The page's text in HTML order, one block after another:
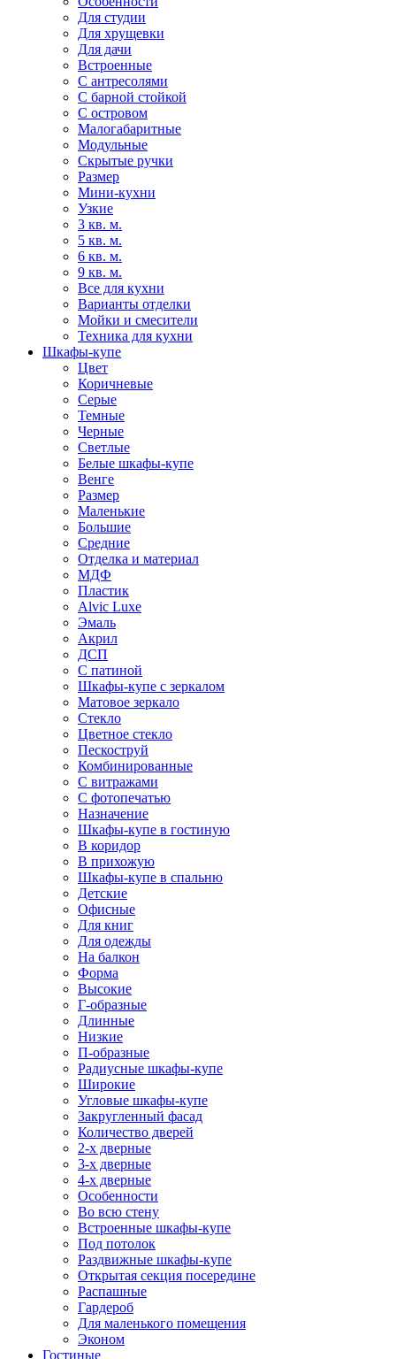
Для студии
Для хрущевки
Для дачи
Встроенные
С антресолями
С барной стойкой
С островом
Малогабаритные
Модульные
Скрытые ручки
Размер
Мини-кухни
Узкие
3 кв. м.
5 кв. м.
6 кв. м.
9 кв. м.
Все для кухни
Варианты отделки
Мойки и смесители
Техника для кухни
Шкафы-купе
Цвет
Коричневые
Серые
Темные
Черные
Светлые
Белые шкафы-купе
Венге
Размер
Маленькие
Большие
Средние
Отделка и материал
МДФ
Пластик
Alvic Luxe
Эмаль
Акрил
ДСП
С патиной
Шкафы-купе с зеркалом
Матовое зеркало
Стекло
Цветное стекло
Пескоструй
Комбинированные
С витражами
С фотопечатью
Назначение
Шкафы-купе в гостиную
В коридор
В прихожую
Шкафы-купе в спальню
Детские
Офисные
Для книг
Для одежды
На балкон
Форма
Высокие
Г-образные
Длинные
Низкие
П-образные
Радиусные шкафы-купе
Широкие
Угловые шкафы-купе
Закругленный фасад
Количество дверей
2-х дверные
3-х дверные
4-х дверные
Особенности
Во всю стену
Встроенные шкафы-купе
Под потолок
Раздвижные шкафы-купе
Открытая секция посередине
Распашные
Гардероб
Для маленького помещения
Эконом
Гостиные